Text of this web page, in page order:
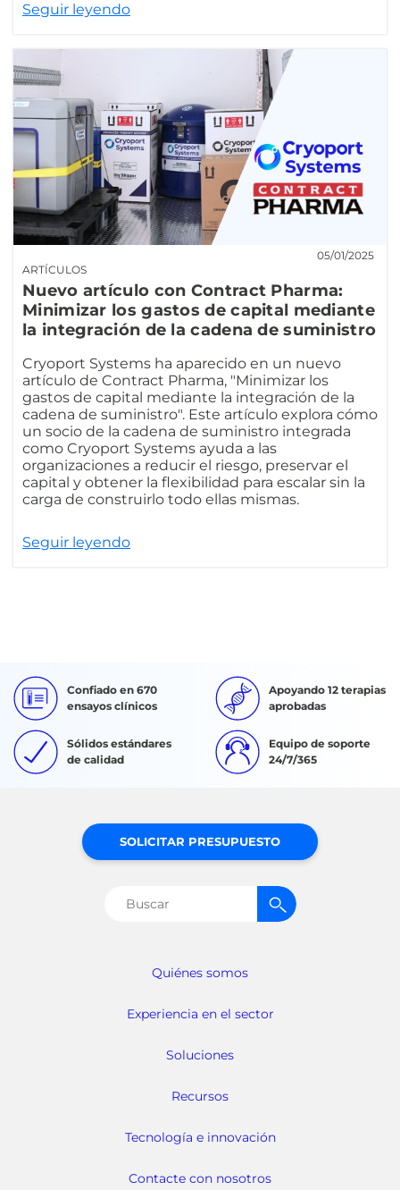
Seguir leyendo
ARTÍCULOS
05/01/2025
Nuevo artículo con Contract Pharma:
Minimizar los gastos de capital mediante
la integración de la cadena de suministro
Cryoport Systems ha aparecido en un nuevo
artículo de Contract Pharma, "Minimizar los
gastos de capital mediante la integración de la
cadena de suministro". Este artículo explora cómo
un socio de la cadena de suministro integrada
como Cryoport Systems ayuda a las
organizaciones a reducir el riesgo, preservar el
capital y obtener la flexibilidad para escalar sin la
carga de construirlo todo ellas mismas.
Seguir leyendo
Confiado en 670
ensayos clínicos
Apoyando 12 terapias
aprobadas
Sólidos estándares
de calidad
Equipo de soporte
24/7/365
Quiénes somos
Experiencia en el sector
Soluciones
Recursos
Tecnología e innovación
Contacte con nosotros
SOLICITAR PRESUPUESTO
Buscar: